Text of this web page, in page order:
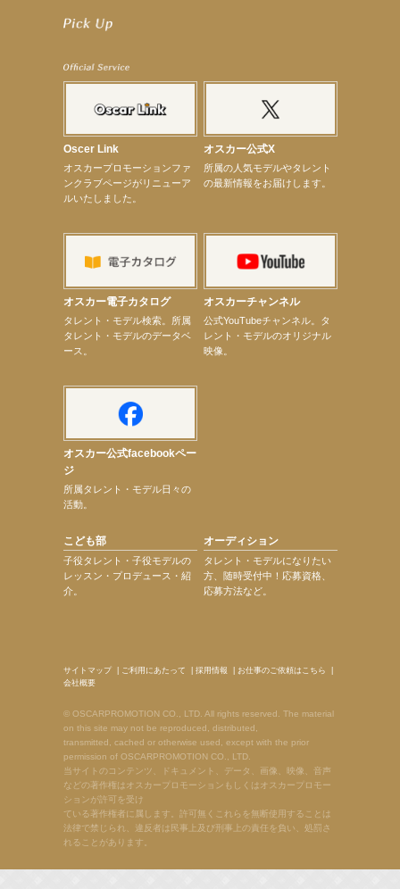
【武井咲】ENFÖLD 2026 PF/FW archetypeに登場！
【elfin’】8月16日（日）「全世界」発売記念イベント決定！
【elfin’】7thシングル『全世界』がFM TANABEでO.A.決定♪
【昆虫ハンター牧田習】宝塚市立手塚治虫記念館トークショー＆宝塚文化芸術センター昆虫展示イ
ショーゲスト出演！
【定本楓馬】WEB DIGVII 連載企画『東京23時』に登場！
【髙橋ひかる】7月雑誌掲載情報
【elfin’】7thシングル『全世界』がFMふくろうでパワープレイO.A.決定
【elfin’】【辻美優】8月28日（金）「辻美優(elfin’)グレイテスト・ショー」に出演決定！
【elfin’】9月27日（日）「Beauty Voice Theater Reboot Vol.3」開催決定！
【本田紗来】「Ray」9月号発売中！
【宇垣美里】「マンガ【推しの子】展‐星のキセキ‐」オープニングイベント
Oscer Link
オスカープロモーションファ
ンクラブページがリニューア
ルいたしました。
オスカー公式X
所属の人気モデルやタレント
の最新情報をお届けします。
オスカー電子カタログ
タレント・モデル検索。所属
タレント・モデルのデータベ
ース。
オスカーチャンネル
公式YouTubeチャンネル。タ
レント・モデルのオリジナル
映像。
オスカー公式facebookペー
ジ
所属タレント・モデル日々の
活動。
こども部
子役タレント・子役モデルの
レッスン・プロデュース・紹
介。
オーディション
タレント・モデルになりたい
方、随時受付中！応募資格、
応募方法など。
サイトマップ| ご利用にあたって 採用情報 お仕事のご依頼はこちら
会社概要
© OSCARPROMOTION CO., LTD. All rights reserved. The material
on this site may not be reproduced, distributed,
transmitted, cached or otherwise used, except with the prior
permission of OSCARPROMOTION CO., LTD.
当サイトのコンテンツ、ドキュメント、データ、画像、映像、音声
などの著作権はオスカープロモーションもしくはオスカープロモー
ションが許可を受け
ている著作権者に属します。許可無くこれらを無断使用することは
法律で禁じられ、違反者は民事上及び刑事上の責任を負い、処罰さ
れることがあります。